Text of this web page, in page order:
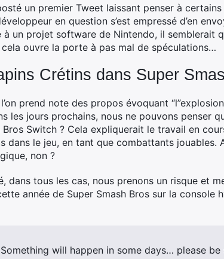
un premier Tweet laissant penser à
en question s’est empressé d’en
un projet software de Nintendo, il semblerait
ouvre la porte à pas mal de spéculations…
Crétins dans Super
prend note des propos évoquant
les jours prochains, nous ne pouvons penser
Bros Switch ? Cela expliquerait le travail en
dans le jeu, en tant que combattants jouables.
non ?
dans tous les cas, nous prenons un risque et
année de Super Smash Bros sur la console
Something will happen in some days… please